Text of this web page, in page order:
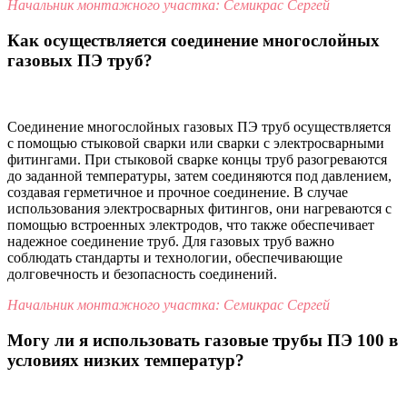
Начальник монтажного участка: Семикрас Сергей
Как осуществляется соединение многослойных
газовых ПЭ труб?
Соединение многослойных газовых ПЭ труб осуществляется
с помощью стыковой сварки или сварки с электросварными
фитингами. При стыковой сварке концы труб разогреваются
до заданной температуры, затем соединяются под давлением,
создавая герметичное и прочное соединение. В случае
использования электросварных фитингов, они нагреваются с
помощью встроенных электродов, что также обеспечивает
надежное соединение труб. Для газовых труб важно
соблюдать стандарты и технологии, обеспечивающие
долговечность и безопасность соединений.
Начальник монтажного участка: Семикрас Сергей
Могу ли я использовать газовые трубы ПЭ 100 в
условиях низких температур?